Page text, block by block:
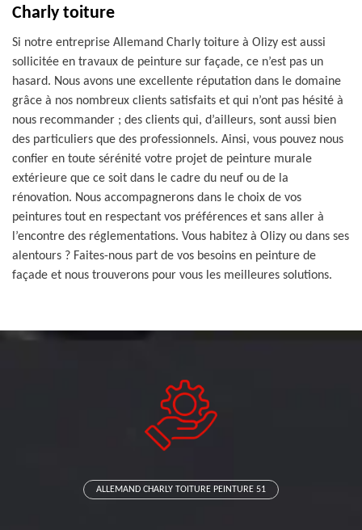
Charly toiture
Si notre entreprise Allemand Charly toiture à Olizy est aussi
sollicitée en travaux de peinture sur façade, ce n’est pas un
hasard. Nous avons une excellente réputation dans le domaine
grâce à nos nombreux clients satisfaits et qui n’ont pas hésité à
nous recommander ; des clients qui, d’ailleurs, sont aussi bien
des particuliers que des professionnels. Ainsi, vous pouvez nous
confier en toute sérénité votre projet de peinture murale
extérieure que ce soit dans le cadre du neuf ou de la
rénovation. Nous accompagnerons dans le choix de vos
peintures tout en respectant vos préférences et sans aller à
l’encontre des réglementations. Vous habitez à Olizy ou dans ses
alentours ? Faites-nous part de vos besoins en peinture de
façade et nous trouverons pour vous les meilleures solutions.
ALLEMAND CHARLY TOITURE PEINTURE 51